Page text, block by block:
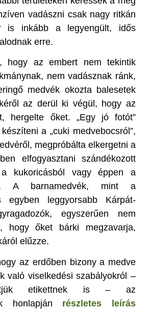
vadászni csak nagy ritkán
is inkább a legyengült, idős
erre.
hogy az embert nem tekintik
nem vadásznak ránk,
medvék okozta balesetek
az derül ki végül, hogy az
hergelte őket. „Egy jó fotót”
a „cuki medvebocsról”,
megpróbálta elkergetni a
elfogyasztani szándékozott
kukoricásból vagy éppen a
A barnamedvék, mint a
egyben leggyorsabb Kárpát-
egyszerűen nem
hogy őket bárki megzavarja,
elűzze.
az erdőben bizony a medve
való viselkedési szabályokról –
etikettnek is – az
honlapján részletes leírás